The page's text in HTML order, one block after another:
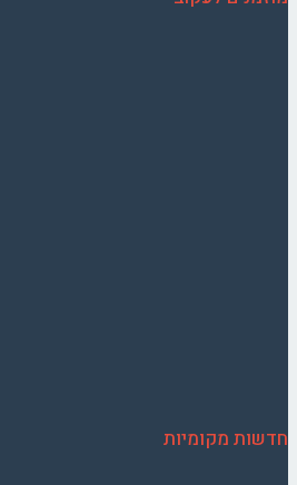
חדשות מקומיות